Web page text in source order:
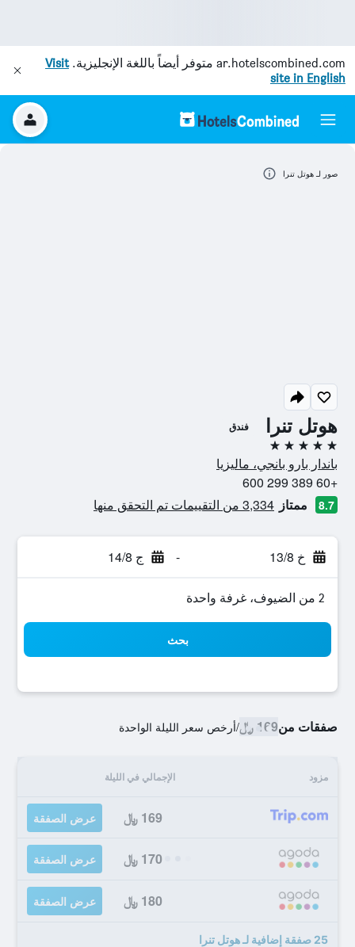
ar.hotelscombined.com متوفر أيضاً باللغة الإنجليزية.Visit
site in English
هوتل تنرا فندق
5 نجوم
باندار بارو بانجي، ماليزيا
+60 389 299 600
8.7 ممتاز 3,334 من التقييمات تم التحقق منها
خ 13/8 - ج 14/8
2 من الضيوف، غرفة واحدة
بحث
صفقات من169 ﷼ /أرخص سعر الليلة الواحدة
مزود الإجمالي في الليلة
169 ﷼ عرض الصفقة
170 ﷼ عرض الصفقة
180 ﷼ عرض الصفقة
25 صفقة إضافية لـ هوتل تنرا
صور لـ هوتل تنرا